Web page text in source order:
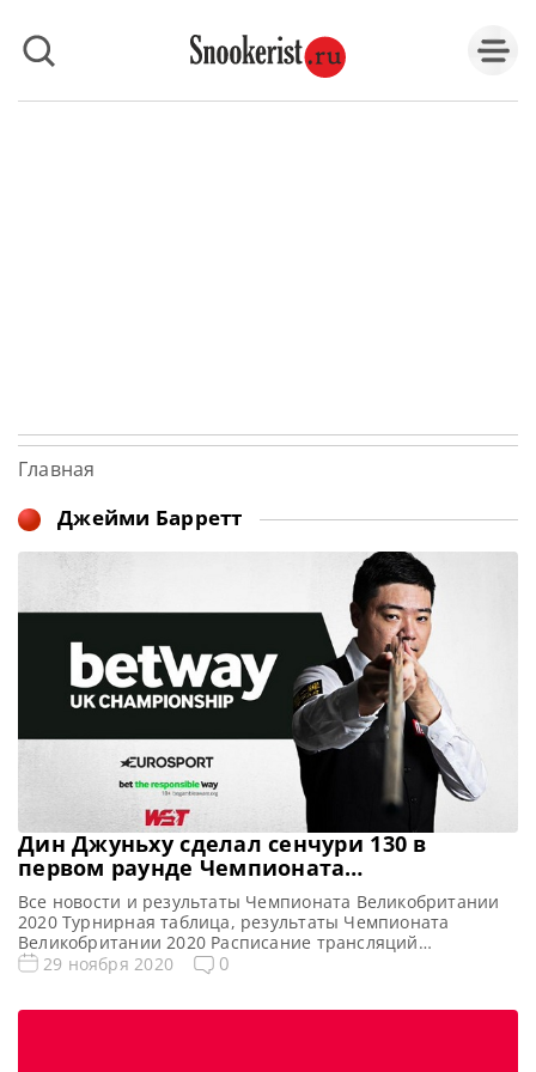
Главная
Джейми Барретт
Дин Джуньху сделал сенчури 130 в
первом раунде Чемпионата
Великобритании 2020
Все новости и результаты Чемпионата Великобритании
2020 Турнирная таблица, результаты Чемпионата
Великобритании 2020 Расписание трансляций
Чемпионата Великобритании 2020 Видео Чемпионата
29 ноября 2020 0